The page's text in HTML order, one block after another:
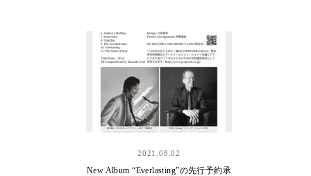
2021.08.02
New Album “Everlasting”の先行予約承